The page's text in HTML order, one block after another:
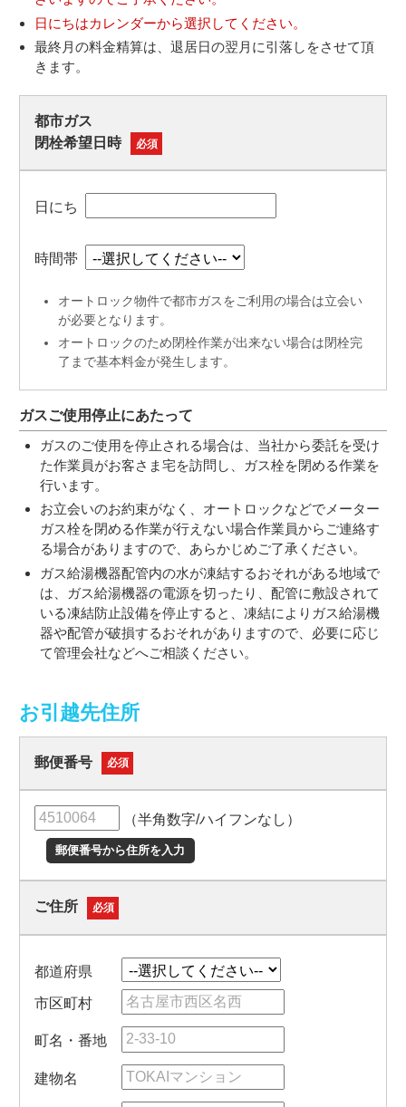
日にちはカレンダーから選択してください。
最終月の料金精算は、退居日の翌月に引落しをさせて頂
きます。
都市ガス
閉栓希望日時
必須
日にち
時間帯
オートロック物件で都市ガスをご利用の場合は立会い
が必要となります。
オートロックのため閉栓作業が出来ない場合は閉栓完
了まで基本料金が発生します。
ガスご使用停止にあたって
ガスのご使用を停止される場合は、当社から委託を受け
た作業員がお客さま宅を訪問し、ガス栓を閉める作業を
行います。
お立会いのお約束がなく、オートロックなどでメーター
ガス栓を閉める作業が行えない場合作業員からご連絡す
る場合がありますので、あらかじめご了承ください。
ガス給湯機器配管内の水が凍結するおそれがある地域で
は、ガス給湯機器の電源を切ったり、配管に敷設されて
いる凍結防止設備を停止すると、凍結によりガス給湯機
器や配管が破損するおそれがありますので、必要に応じ
て管理会社などへご相談ください。
お引越先住所
郵便番号 必須
（半角数字/ハイフンなし）
郵便番号から住所を入力
ご住所 必須
都道府県
市区町村
町名・番地
建物名